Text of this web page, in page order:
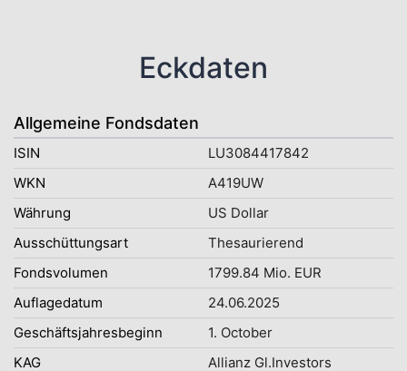
Eckdaten
Allgemeine Fondsdaten
ISIN
LU3084417842
WKN
A419UW
Währung
US Dollar
Ausschüttungsart
Thesaurierend
Fondsvolumen
1799.84 Mio. EUR
Auflagedatum
24.06.2025
Geschäftsjahresbeginn
1. October
KAG
Allianz Gl.Investors